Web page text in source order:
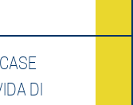
DI